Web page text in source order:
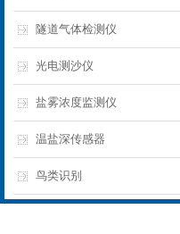
隧道气体检测仪
光电测沙仪
盐雾浓度监测仪
温盐深传感器
鸟类识别